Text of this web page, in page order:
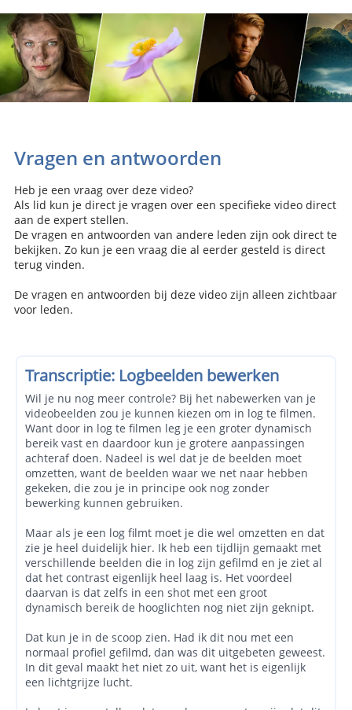
Vragen en antwoorden
Heb je een vraag over deze video?
Als lid kun je direct je vragen over een specifieke video direct
aan de expert stellen.
De vragen en antwoorden van andere leden zijn ook direct te
bekijken. Zo kun je een vraag die al eerder gesteld is direct
terug vinden.
De vragen en antwoorden bij deze video zijn alleen zichtbaar
voor leden.
Transcriptie: Logbeelden bewerken
Wil je nu nog meer controle? Bij het nabewerken van je
videobeelden zou je kunnen kiezen om in log te filmen.
Want door in log te filmen leg je een groter dynamisch
bereik vast en daardoor kun je grotere aanpassingen
achteraf doen. Nadeel is wel dat je de beelden moet
omzetten, want de beelden waar we net naar hebben
gekeken, die zou je in principe ook nog zonder
bewerking kunnen gebruiken.
Maar als je een log filmt moet je die wel omzetten en dat
zie je heel duidelijk hier. Ik heb een tijdlijn gemaakt met
verschillende beelden die in log zijn gefilmd en je ziet al
dat het contrast eigenlijk heel laag is. Het voordeel
daarvan is dat zelfs in een shot met een groot
dynamisch bereik de hooglichten nog niet zijn geknipt.
Dat kun je in de scoop zien. Had ik dit nou met een
normaal profiel gefilmd, dan was dit uitgebeten geweest.
In dit geval maakt het niet zo uit, want het is eigenlijk
een lichtgrijze lucht.